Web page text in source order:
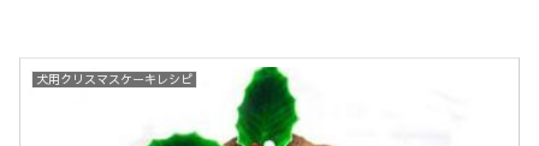
犬用クリスマスケーキレシピ